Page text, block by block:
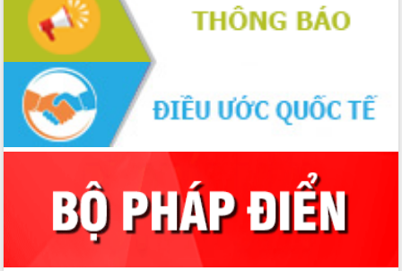
Phát động chiến dịch 30 ngày đêm
giải phóng mặt bằng Tuyến đường bộ
ven biển
Đắk Lắk nỗ lực thúc đẩy tăng trưởng
kinh tế từ 10% trở lên trong Quý
II/2026
Đắk Lắk ký kết thỏa thuận hợp tác về
chuyển đổi số giai đoạn 2026 – 2030
Thứ trưởng Bộ Y tế làm việc với tỉnh
Đắk Lắk về phát triển nhân lực y tế
cho trạm y tế cấp xã
Du lịch Đắk Lắk nâng tầm trải nghiệm